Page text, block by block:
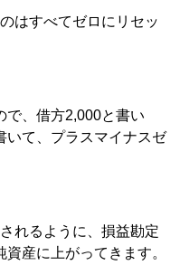
はすべてゼロにリセッ
で、借方2,000と書い
いて、プラスマイナスゼ
れるように、損益勘定
産に上がってきます。